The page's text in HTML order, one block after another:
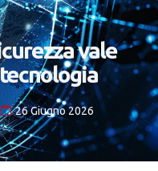
vale
26 Giugno 2026